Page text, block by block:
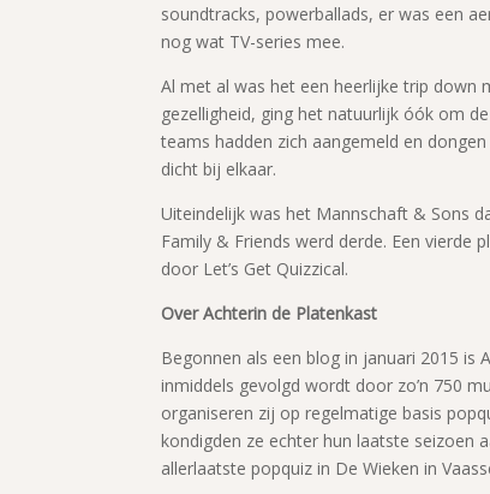
soundtracks, powerballads, er was een
nog wat TV-series mee.
Al met al was het een heerlijke trip down
gezelligheid, ging het natuurlijk óók om
teams hadden zich aangemeld en
dicht bij elkaar.
Uiteindelijk was het Mannschaft & Sons
Family & Friends werd derde. Een vierde
door Let’s Get Quizzical.
Over Achterin de Platenkast
Begonnen als een blog in januari 2015
inmiddels gevolgd wordt door zo’n 750
organiseren zij op regelmatige basis
kondigden ze echter hun laatste seizoen
allerlaatste popquiz in De Wieken in